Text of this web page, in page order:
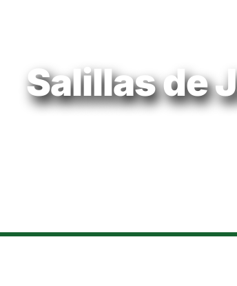
Salillas de